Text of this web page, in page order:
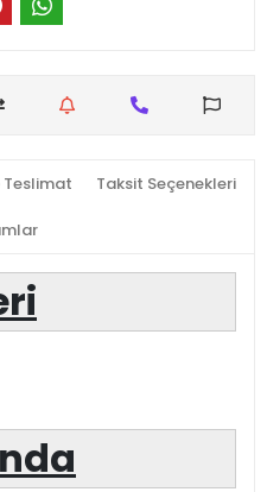
Teslimat Taksit Seçenekleri